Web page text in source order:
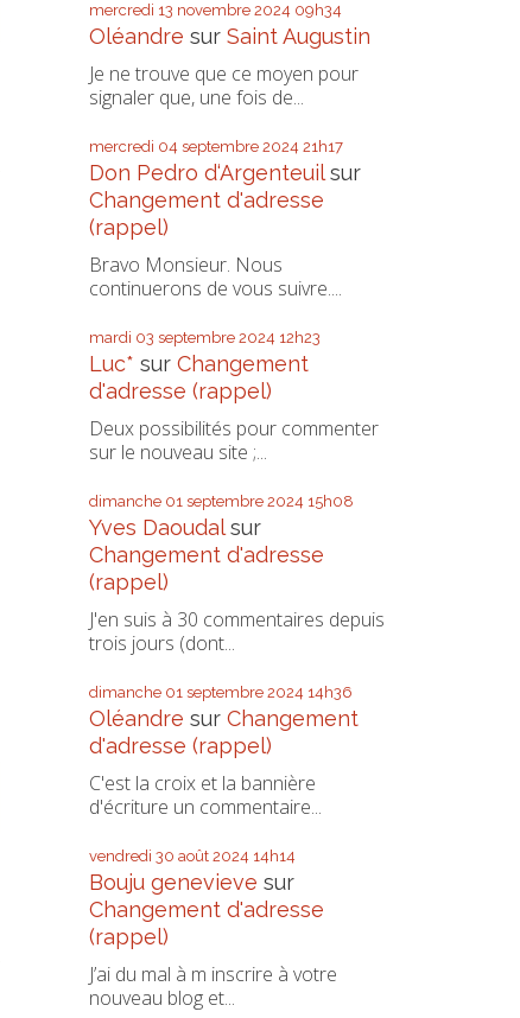
mercredi 13 novembre 2024 09h34
Oléandre sur Saint Augustin
Je ne trouve que ce moyen pour
signaler que, une fois de...
mercredi 04 septembre 2024 21h17
Don Pedro d‘Argenteuilsur
Changement d'adresse
(rappel)
Bravo Monsieur. Nous
continuerons de vous suivre....
mardi 03 septembre 2024 12h23
Luc* sur Changement
d'adresse (rappel)
Deux possibilités pour commenter
sur le nouveau site ;...
dimanche 01 septembre 2024 15h08
Yves Daoudalsur
Changement d'adresse
(rappel)
J'en suis à 30 commentaires depuis
trois jours (dont...
dimanche 01 septembre 2024 14h36
Oléandre sur Changement
d'adresse (rappel)
C'est la croix et la bannière
d'écriture un commentaire...
vendredi 30 août 2024 14h14
Bouju genevieve sur
Changement d'adresse
(rappel)
J’ai du mal à m inscrire à votre
nouveau blog et...